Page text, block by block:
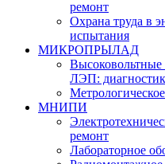
ремонт
Охрана труда в
испытания
МИКРОПРЫЛАД
ЛЭП:
МНИПИ
ремонт
Лабораторное